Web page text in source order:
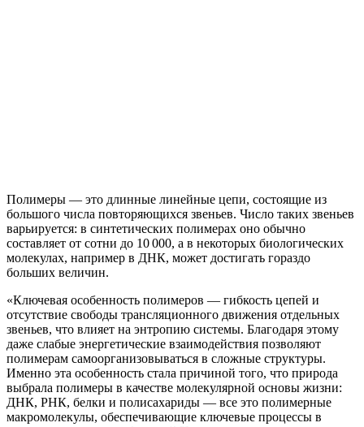
Полимеры — это длинные линейные цепи, состоящие из
большого числа повторяющихся звеньев. Число таких звеньев
варьируется: в синтетических полимерах оно обычно
составляет от сотни до 10 000, а в некоторых биологических
молекулах, например в ДНК, может достигать гораздо
больших величин.
«Ключевая особенность полимеров — гибкость цепей и
отсутствие свободы трансляционного движения отдельных
звеньев, что влияет на энтропию системы. Благодаря этому
даже слабые энергетические взаимодействия позволяют
полимерам самоорганизовываться в сложные структуры.
Именно эта особенность стала причиной того, что природа
выбрала полимеры в качестве молекулярной основы жизни:
ДНК, РНК, белки и полисахариды — все это полимерные
макромолекулы, обеспечивающие ключевые процессы в